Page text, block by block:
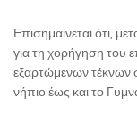
Επισημαίνεται ότι,
για τη χορήγηση του
εξαρτώμενων τέκνων
νήπιο έως και το